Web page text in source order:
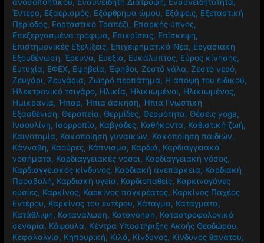
ανοσοποητικού, Ενσυνείδητη Διατροφή, Ενσυνειδητότητα,
Έντερο, Εξαερισμός, Εξάρθρημα ώμου, Εξάψεις, Εξεταστική
Περίοδος, Εορταστικό Τραπέζι, Επαρκής ύπνος,
Επεξεργασμένα τρόφιμα, Επικρίσεις, Επίσκεψη,
Επιστημονικές Εξελίξεις, Επιχειρηματικά Νέα, Εργασιακή
Εξουθένωση,Έρευνα, Ευεξία, Ευκάλυπτος, Εύρος κίνησης,
Ευτυχία, ΕΦΕΧ, Εφηβεία,Έφηβοι,Ζεστό γάλα,Ζεστό νερό,
Ζευγάρι,Ζευγάρια,Ζωηρό περπάτημα, Η άποψη του ειδικού,
Ηλεκτρονικό τσιγάρο, Ηλικία, Ηλικιωμένοι, Ηλικιωμένος,
Ημικρανία, Ήπαρ, Ήπια άσκηση, Ήπια Γνωστική
Εξασθένιση, Θεραπεία, Θερμίδες, Θερμότητα, Θέσεις yoga,
Ινσουλίνη, Ισορροπία, Καβγάδες, Καθήκοντα, Καθιστική ζωή,
Καινοτομία, Κακοποίηση γυναικών, Κακοποίηση παιδιών,
Κάνναβη, Καούρες, Κάπνισμα, Καρδιά, Καρδιαγγειακά
νοσήματα, Καρδιαγγειακές νόσοι, Καρδιαγγειακή νόσος,
Καρδιαγγειακός κίνδυνος, Καρδιακή ανεπάρκεια, Καρδιακή
Προσβολή, Καρδιακή υγεία, Καρδιοπαθείς, Καρκινογόνες
ουσίες, Καρκίνος, Καρκίνος παγκρέατος, Καρκίνος Παχέος
Εντέρου, Καρκίνος του εντέρου, Κάταγμα, Κατάγματα,
Κατάθλιψη, Κατανάλωση, Κατανόηση, Καταστροφολογικά
σενάρια, Κάψουλα, Κέντρα Υποστήριξης Ακοής Θεοδώρου,
Κεφαλαλγία, Κηπουρική, Κιλά, Κίνδυνος, Κίνδυνος θανάτου,